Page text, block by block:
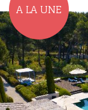
A LA UNE